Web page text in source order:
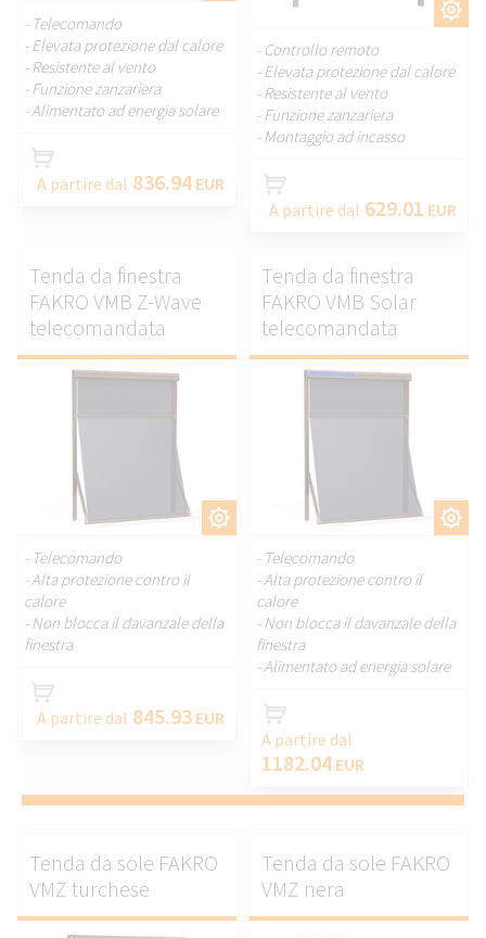
- Telecomando
- Elevata protezione dal calore
- Resistente al vento
- Funzione zanzariera
- Alimentato ad energia solare
A partire dal 836.94 EUR
PERSONALIZZARE.
- Controllo remoto
- Elevata protezione dal calore
- Resistente al vento
- Funzione zanzariera
- Montaggio ad incasso
A partire dal 629.01 EUR
PERSONALIZZARE.
Tenda da finestra
FAKRO VMB Z-Wave
telecomandata
- Telecomando
- Alta protezione contro il
calore
- Non blocca il davanzale della
finestra
A partire dal 845.93 EUR
PERSONALIZZARE.
Tenda da finestra
FAKRO VMB Solar
telecomandata
- Telecomando
- Alta protezione contro il
calore
- Non blocca il davanzale della
finestra
- Alimentato ad energia solare
A partire dal
1182.04 EUR
Tenda da sole FAKRO
VMZ turchese
Tenda da sole FAKRO
VMZ nera